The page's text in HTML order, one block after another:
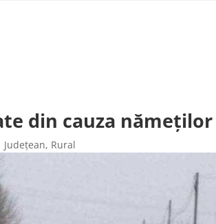
din cauza nămeților
Județean, Rural